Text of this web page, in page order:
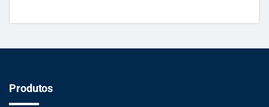
Produtos